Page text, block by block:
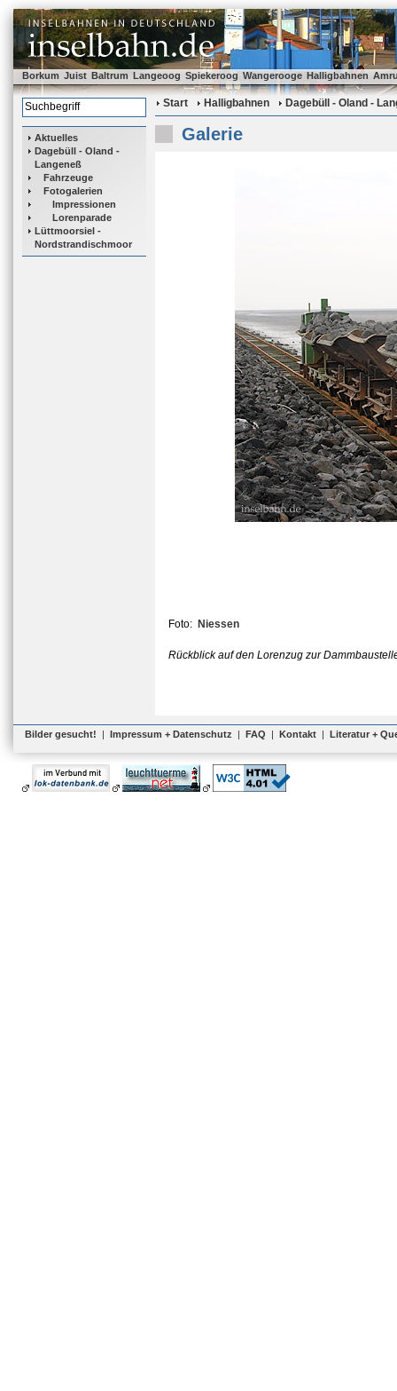
Borkum Juist Baltrum Langeoog Spiekeroog Wangerooge Halligbahnen
Aktuelles
Dagebüll - Oland -
Langeneß
Fahrzeuge
Fotogalerien
Impressionen
Lorenparade
Lüttmoorsiel -
Nordstrandischmoor
Start Halligbahnen Dagebüll - Oland -
Galerie
Foto: Niessen
Rückblick auf den Lorenzug zur
Bilder gesucht! | Impressum + Datenschutz | FAQ | Kontakt | Literatur +